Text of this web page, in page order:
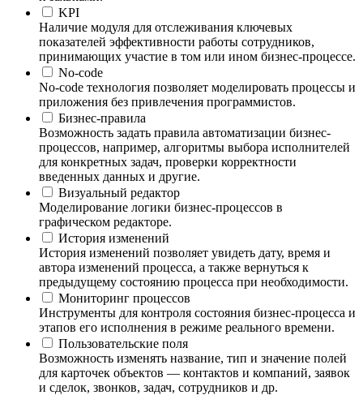
KPI
Наличие модуля для отслеживания ключевых
показателей эффективности работы сотрудников,
принимающих участие в том или ином бизнес-процессе.
No-code
No-code технология позволяет моделировать процессы и
приложения без привлечения программистов.
Бизнес-правила
Возможность задать правила автоматизации бизнес-
процессов, например, алгоритмы выбора исполнителей
для конкретных задач, проверки корректности
введенных данных и другие.
Визуальный редактор
Моделирование логики бизнес-процессов в
графическом редакторе.
История изменений
История изменений позволяет увидеть дату, время и
автора изменений процесса, а также вернуться к
предыдущему состоянию процесса при необходимости.
Мониторинг процессов
Инструменты для контроля состояния бизнес-процесса и
этапов его исполнения в режиме реального времени.
Пользовательские поля
Возможность изменять название, тип и значение полей
для карточек объектов — контактов и компаний, заявок
и сделок, звонков, задач, сотрудников и др.